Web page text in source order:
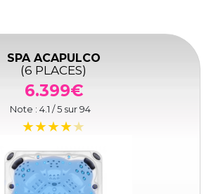
SPA ACAPULCO
(6 PLACES)
6.399€
Note : 4.1 / 5 sur94